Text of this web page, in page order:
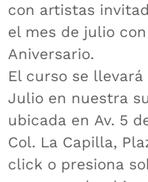
con artistas
el mes de julio
Aniversario.
El curso se llevará
Julio en nuestra
ubicada en Av. 5
Col. La Capilla,
click o presiona